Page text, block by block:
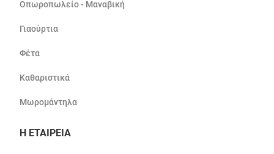
Οπωροπωλείο - Μαναβική
Γιαούρτια
Φέτα
Καθαριστικά
Μωρομάντηλα
Η ΕΤΑΙΡΕΙΑ